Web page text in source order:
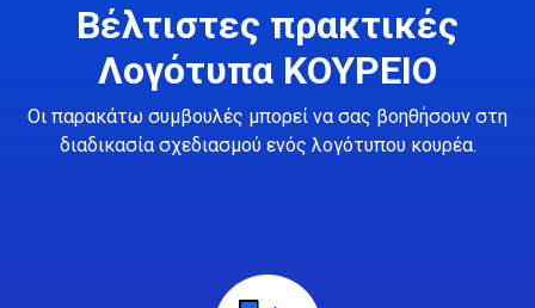
Βέλτιστες πρακτικές
Λογότυπα ΚΟΥΡΕΙΟ
Οι παρακάτω συμβουλές μπορεί να σας βοηθήσουν στη
διαδικασία σχεδιασμού ενός λογότυπου κουρέα.